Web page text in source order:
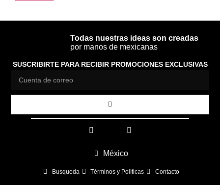
Todas nuestras ideas son creadas
por manos de mexicanas
SUSCRIBIRTE PARA RECIBIR PROMOCIONES EXCLUSIVAS
México
Busqueda Términos y Políticas Contacto